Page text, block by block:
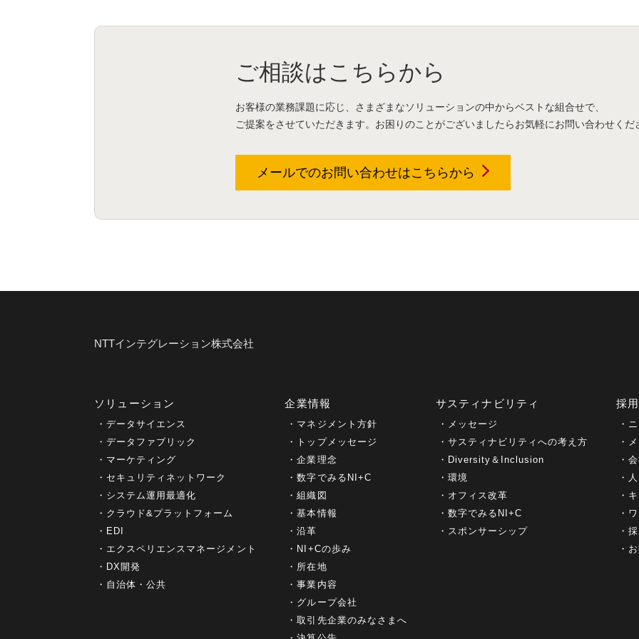
ご相談はこちらから
お客様の業務課題に応じ、さまざまなソリューションの中からベストな組合せで、
ご提案をさせていただきます。お困りのことがございましたらお気軽にお問い合わせくだ
メールでのお問い合わせはこちらから
NTTインテグレーション株式会社
ソリューション
データサイエンス
データファブリック
マーケティング
セキュリティネットワーク
システム運用最適化
クラウド&プラットフォーム
EDI
エクスペリエンスマネージメント
DX開発
自治体・公共
企業情報
マネジメント方針
トップメッセージ
企業理念
数字でみるNI+C
組織図
基本情報
沿革
NI+Cの歩み
所在地
事業内容
グループ会社
取引先企業のみなさまへ
サスティナビリティ
メッセージ
サスティナビリティへの考え方
Diversity＆Inclusion
環境
オフィス改革
数字でみるNI+C
スポンサーシップ
採